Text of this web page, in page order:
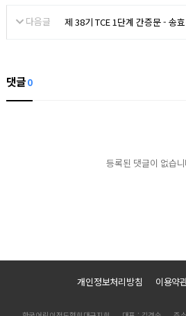
다음글 제 38기 TCE 1단계 간증문 - 송
댓글0
등록된 댓글이 없습
개인정보처리방침 이용약